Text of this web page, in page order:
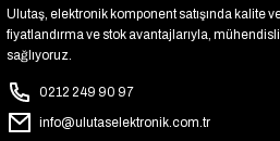
Ulutaş, elektronik komponent satışında kalite
fiyatlandırma ve stok avantajlarıyla,
sağlıyoruz.
0212 249 90 97
info@ulutaselektronik.com.tr